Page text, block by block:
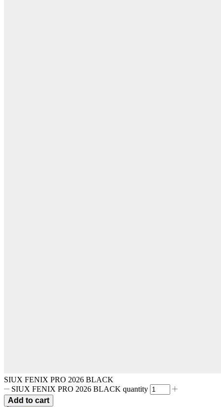
SIUX FENIX PRO 2026 BLACK
SIUX FENIX PRO 2026 BLACK quantity
Add to cart